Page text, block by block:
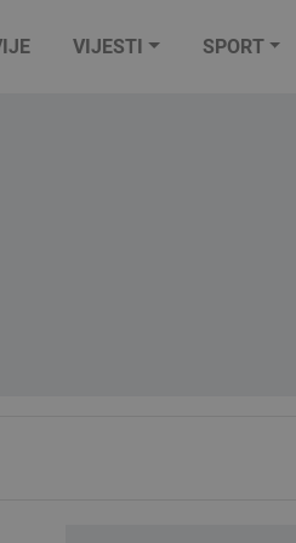
VIJESTI SPORT